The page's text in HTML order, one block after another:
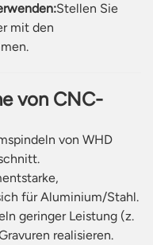
Stellen Sie
mit den
von CNC-
von WHD
für Aluminium/Stahl.
geringer Leistung (z.
realisieren.